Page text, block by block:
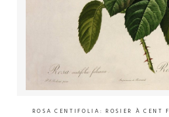
ROSA CENTIFOLIA: ROSIER À CENT